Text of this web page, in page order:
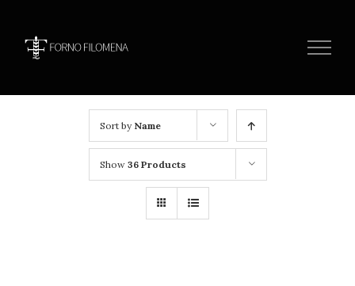
content
Sort by Name
Show 36 Products